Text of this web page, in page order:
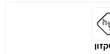
המשך לאתר